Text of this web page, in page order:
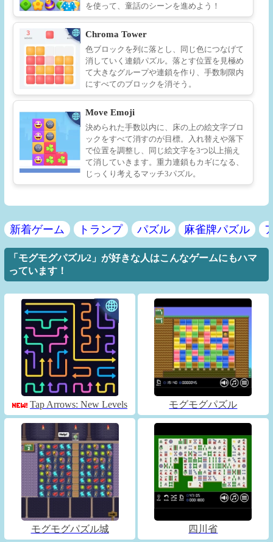
を使って、童話のシーンを進めよう！
Chroma Tower
色ブロックを列に落とし、同じ色につなげて
消していく連鎖パズル。落とす位置を見極め
て大きなグループや連鎖を作り、手数制限内
にすべてのブロックを消そう。
Move Emoji
決められた手数以内に、床の上の絵文字ブロ
ックをすべて消すのが目標。入れ替えや落下
で位置を調整し、同じ絵文字を3つ以上揃え
て消していきます。重力連鎖もカギになる、
じっくり考えるマッチ3パズル。
新着ゲーム トランプ パズル 麻雀牌パズル
「モグモグパズル2」が好きな人はこんなゲームにもハマ
っています！
Tap Arrows: New Levels モグモグパズル
モグモグパズル城 四川省